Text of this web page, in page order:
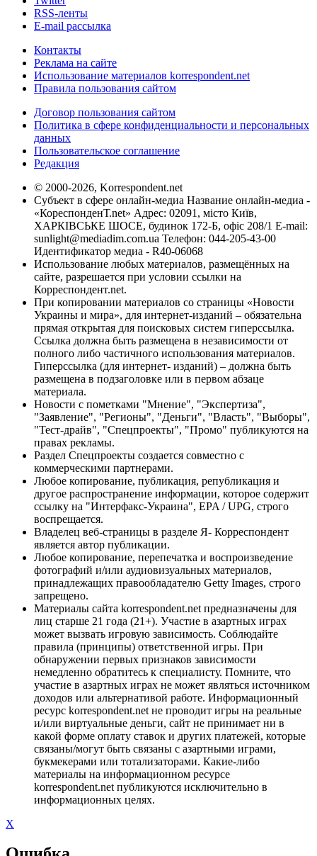
RSS-ленты
E-mail рассылка
Контакты
Реклама на сайте
Использование материалов korrespondent.net
Правила пользования сайтом
Договор пользования сайтом
Политика в сфере конфиденциальности и персональных
данных
Пользовательское соглашение
Редакция
© 2000-2026, Korrespondent.net
Субъект в сфере онлайн-медиа Название онлайн-медиа -
«КореспонденТ.net» Адрес: 02091, місто Київ,
ХАРКІВСЬКЕ ШОСЕ, будинок 172-Б, офіс 208/1 E-mail:
sunlight@mediadim.com.ua Телефон: 044-205-43-00
Идентификатор медиа - R40-06068
Использование любых материалов, размещённых на
сайте, разрешается при условии ссылки на
Корреспондент.net.
При копировании материалов со страницы «Новости
Украины и мира», для интернет-изданий – обязательна
прямая открытая для поисковых систем гиперссылка.
Ссылка должна быть размещена в независимости от
полного либо частичного использования материалов.
Гиперссылка (для интернет- изданий) – должна быть
размещена в подзаголовке или в первом абзаце
материала.
Новости с пометками "Мнение", "Экспертиза",
"Заявление", "Регионы", "Деньги", "Власть", "Выборы",
"Тест-драйв", "Спецпроекты", "Промо" публикуются на
правах рекламы.
Раздел Спецпроекты создается совместно с
коммерческими партнерами.
Любое копирование, публикация, републикация и
другое распространение информации, которое содержит
ссылку на "Интерфакс-Украина", EPA / UPG, строго
воспрещается.
Владелец веб-страницы в разделе Я- Корреспондент
является автор публикации.
Любое копирование, перепечатка и воспроизведение
фотографий и/или аудиовизуальных материалов,
принадлежащих правообладателю Getty Images, строго
запрещено.
Материалы сайта korrespondent.net предназначены для
лиц старше 21 года (21+). Участие в азартных играх
может вызвать игровую зависимость. Соблюдайте
правила (принципы) ответственной игры. При
обнаружении первых признаков зависимости
немедленно обратитесь к специалисту. Помните, что
участие в азартных играх не может являться источником
доходов или альтернативой работе. Информационный
ресурс korrespondent.net не проводит игры на реальные
и/или виртуальные деньги, сайт не принимает ни в
какой форме оплату ставок и других платежей, которые
связаны/могут быть связаны с азартными играми,
букмекерами или тотализаторами. Какие-либо
материалы на информационном ресурсе
korrespondent.net публикуются исключительно в
информационных целях.
X